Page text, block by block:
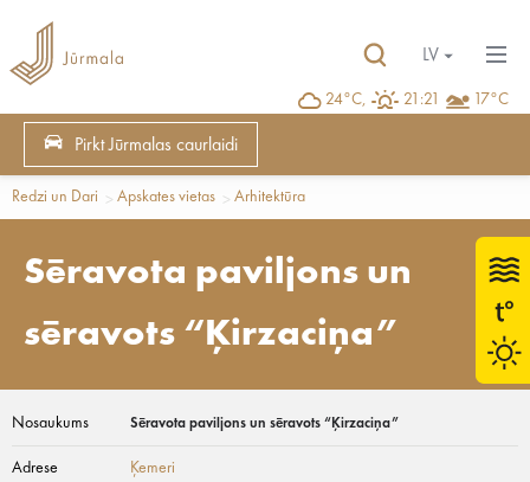
24°C, 21:21 17°C
LV
Pirkt Jūrmalas caurlaidi
Redzi un Dari Apskates vietas Arhitektūra
Sēravota paviljons un
sēravots “Ķirzaciņa”
Nosaukums Sēravota paviljons un sēravots “Ķirzaciņa”
Adrese Ķemeri